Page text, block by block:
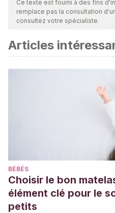
actualité et leur validité. La
ou scientifique
Aune D, Giovannucci E,
Norat T, Greenwood DC,
Fruit and vegetable intake
disease, total cancer and
review and dose-
studies. Int J Epidemiol.
10.1093/ije/dyw319. PMID:
Healy-Stoffel M, Levant B.
Effects on Brain Dopamine
the Etiology and Treatment
CNS Neurol Disord Drug
Ce texte est fourni à des fins
remplace pas la consultation
consultez votre spécialiste.
Articles
BÉBÉS
Choisir le bon
élément clé pour le
petits